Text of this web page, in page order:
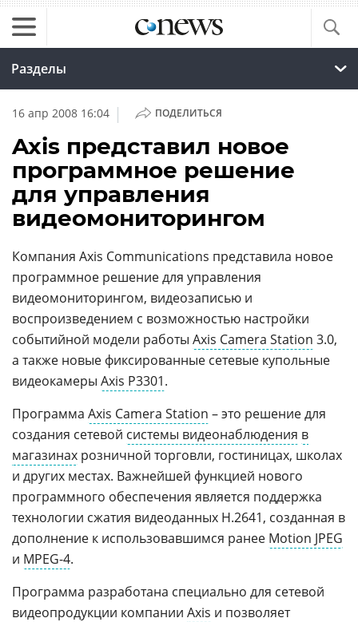
Разделы
16 апр 2008 16:04 | ПОДЕЛИТЬСЯ
Axis представил новое
программное решение
для управления
видеомониторингом
Компания Axis Communications представила новое
программное решение для управления
видеомониторингом, видеозаписью и
воспроизведением с возможностью настройки
событийной модели работы Axis Camera Station 3.0,
а также новые фиксированные сетевые купольные
видеокамеры Axis P3301.
Программа Axis Camera Station – это решение для
создания сетевой системы видеонаблюдения в
магазинах розничной торговли, гостиницах, школах
и других местах. Важнейшей функцией нового
программного обеспечения является поддержка
технологии сжатия видеоданных H.2641, созданная в
дополнение к использовавшимся ранее Motion JPEG
и MPEG-4.
Программа разработана специально для сетевой
видеопродукции компании Axis и позволяет